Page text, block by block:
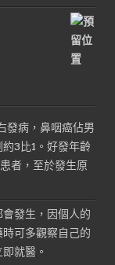
發病，鼻咽癌佔男
3比1。好發年齡
者，至於發生原
發生，因個人的
可多觀察自己的
就醫。